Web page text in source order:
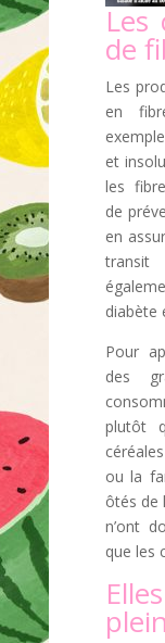
Les
de
Les
en
et
les
de
en
transit
diabète
Pour
des
plutôt
ou la
ôtés de
n’ont
que les